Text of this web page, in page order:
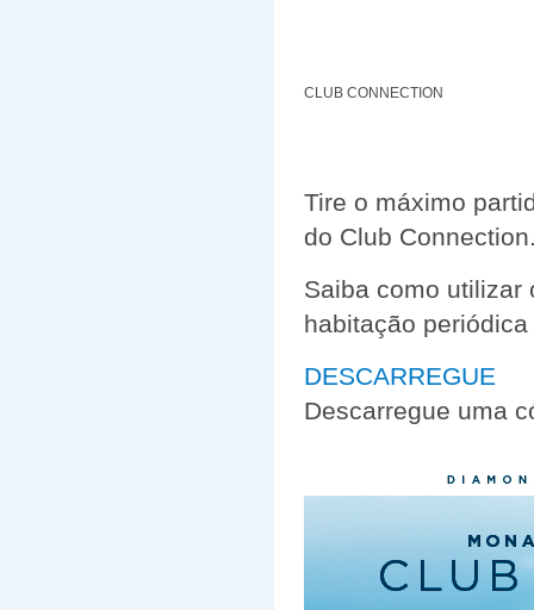
CLUB CONNECTION
Tire o máximo
do Club
Saiba como utilizar
habitação
DESCARREGUE
Descarregue uma